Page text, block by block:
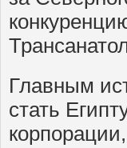
Главным
стать